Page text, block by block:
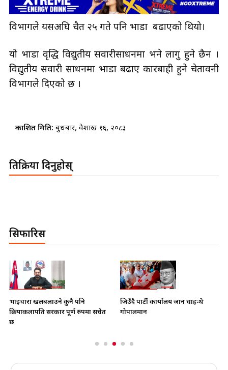
विभागले यसअघि चैत २५ गते पनि भाडा बढाएको थियो।
यो भाडा वृद्धि विद्युतीय सवारीसाधनमा भने लागु हुने छैन ।
विद्युतीय सवारी साधनमा भाडा बढाए कारबाही हुने चेतावनी
विभागले दिएको छ ।
प्रकाशित मिति: बुधबार, वैशाख १६, २०८३
प्रतिक्रिया दिनुहोस्
सिफारिस
भाइचारा खलबलाउने कुनै पनि
क्रियाकलापप्रति सरकार पूर्ण रुपमा सचेत
छ
जिउँदै पार्टी कार्यालय जान चाहन्थे
गोपालमान